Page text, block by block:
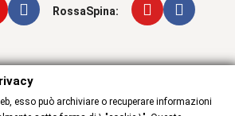
RossaSpina:
esso può archiviare o recuperare informazioni